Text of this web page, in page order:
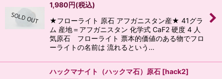
1,980円(税込)
★フローライト 原石 アフガニスタン産★ 41グラ
ム 産地＝アフガニスタン 化学式 CaF2 硬度 4 人
気原石 フローライト 票本的価値のある物でフロ
ーライトの名前は 流れるという…
ハックマナイト（ハックマ石）原石 [hack2]